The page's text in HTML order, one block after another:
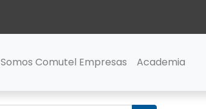
Somos Comutel Empresas Academia